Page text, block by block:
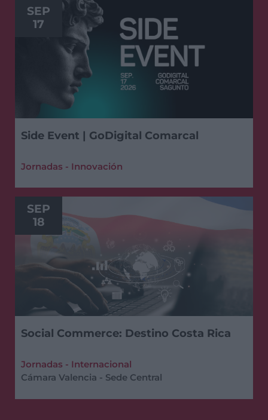
SEP
17
Side Event | GoDigital Comarcal
Jornadas - Innovación
SEP
18
Social Commerce: Destino Costa Rica
Jornadas - Internacional
Cámara Valencia - Sede Central